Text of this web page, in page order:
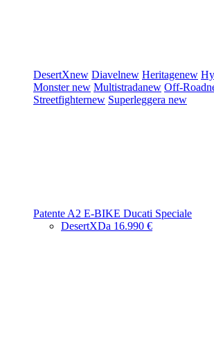
DesertXnew Diavelnew Heritagenew
Monsternew Multistradanew Off-Road
Streetfighternew Superleggera new
Patente A2 E-BIKE Ducati Speciale
DesertXDa 16.990 €